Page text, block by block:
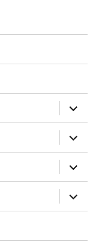
anzeigen
anzeigen
anzeigen
anzeigen